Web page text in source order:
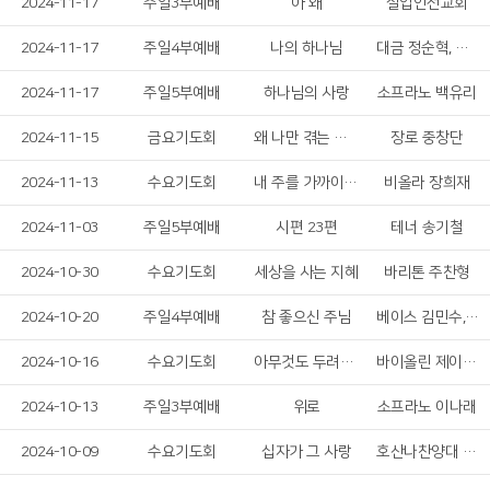
2024-11-17 주일3부예배 아 왜 실업인선교회
2024-11-17 주일4부예배 나의 하나님 대금 정순혁, 박성빈
2024-11-17 주일5부예배 하나님의 사랑 소프라노 백유리
2024-11-15 금요기도회 왜 나만 겪는 고난이냐고 장로 중창단
2024-11-13 수요기도회 내 주를 가까이하게 함은 비올라 장희재
2024-11-03 주일5부예배 시편 23편 테너 송기철
2024-10-30 수요기도회 세상을 사는 지혜 바리톤 주찬형
2024-10-20 주일4부예배 참 좋으신 주님 베이스 김민수, 소프라노 한성은
2024-10-16 수요기도회 아무것도 두려워 말라 바이올린 제이든 킴
2024-10-13 주일3부예배 위로 소프라노 이나래
2024-10-09 수요기도회 십자가 그 사랑 호산나찬양대 여성 솔리스트